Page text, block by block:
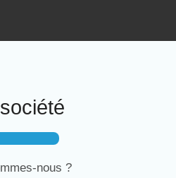
nous ?